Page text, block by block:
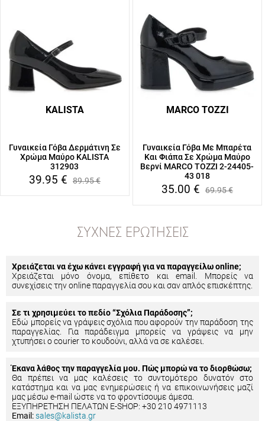
KALISTA
Γυναικεία Γόβα Δερμάτινη Σε
Χρώμα Μαύρο KALISTA
312903
39.95 € 89.95€
MARCO TOZZI
Γυναικεία Γόβα Με Μπαρέτα
Και Φιάπα Σε Χρώμα Μαύρο
Βερνί MARCO TOZZI 2-24405-
43 018
35.00 € 69.95€
ΣΥΧΝΈΣ ΕΡΩΤΉΣΕΙΣ
Χρειάζεται να έχω κάνει εγγραφή για να παραγγείλω online;
Χρειάζεται μόνο όνομα, επίθετο και email. Μπορείς να
συνεχίσεις την online παραγγελία σου και σαν απλός επισκέπτης.
Σε τι χρησιμεύει το πεδίο “Σχόλια Παράδοσης”;
Εδώ μπορείς να γράψεις σχόλια που αφορούν την παράδοση της
παραγγελίας. Για παράδειγμα μπορείς να γράψεις να μην
χτυπήσει ο courier το κουδούνι, αλλά να σε καλέσει.
Έκανα λάθος την παραγγελία μου. Πώς μπορώ να το διορθώσω;
Θα πρέπει να μας καλέσεις το συντομότερο δυνατόν στο
κατάστημα και να μας ενημερώσεις ή να επικοινωνήσεις μαζί
μας μέσω e-mail ώστε να το φροντίσουμε άμεσα.
ΕΞΥΠΗΡΕΤΗΣΗ ΠΕΛΑΤΩΝ E-SHOP: +30 210 4971113
Email:sales@kalista.gr